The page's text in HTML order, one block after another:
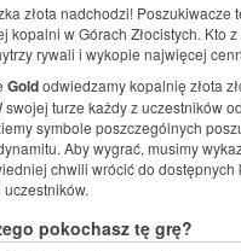
złota nadchodzi!
kopalni w Górach Złocistych. Kto
rywali i wykopie najwięcej
Goldodwiedzamy kopalnię złota
swojej turze każdy z uczestników
symbole poszczególnych
Aby wygrać, musimy
chwili wrócić do
pokochasz tę grę?